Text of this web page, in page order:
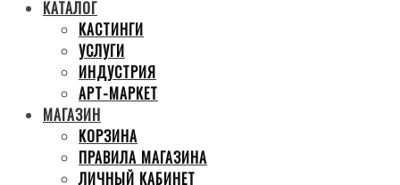
КАТАЛОГ
КАСТИНГИ
УСЛУГИ
ИНДУСТРИЯ
АРТ-МАРКЕТ
МАГАЗИН
КОРЗИНА
ПРАВИЛА МАГАЗИНА
ЛИЧНЫЙ КАБИНЕТ